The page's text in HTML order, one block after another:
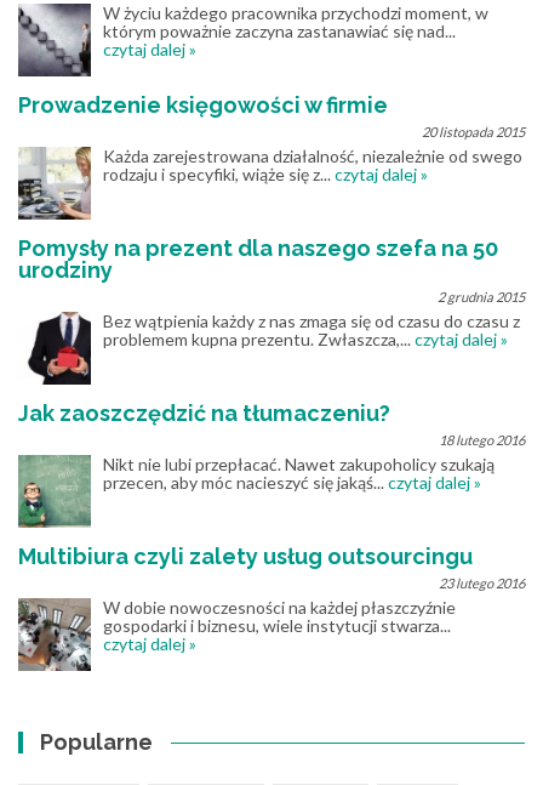
W życiu każdego pracownika przychodzi moment, w
którym poważnie zaczyna zastanawiać się nad...
czytaj dalej »
Prowadzenie księgowości w firmie
20 listopada 2015
Każda zarejestrowana działalność, niezależnie od swego
rodzaju i specyfiki, wiąże się z...czytaj dalej »
Pomysły na prezent dla naszego szefa na 50
urodziny
2 grudnia 2015
Bez wątpienia każdy z nas zmaga się od czasu do czasu z
problemem kupna prezentu. Zwłaszcza,...czytaj dalej »
Jak zaoszczędzić na tłumaczeniu?
18 lutego 2016
Nikt nie lubi przepłacać. Nawet zakupoholicy szukają
przecen, aby móc nacieszyć się jakąś...czytaj dalej »
Multibiura czyli zalety usług outsourcingu
23 lutego 2016
W dobie nowoczesności na każdej płaszczyźnie
gospodarki i biznesu, wiele instytucji stwarza...
czytaj dalej »
Popularne